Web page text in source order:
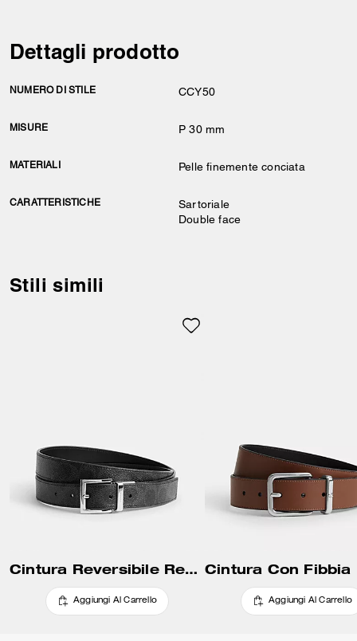
Dettagli prodotto
NUMERO DI STILE CCY50
MISURE P 30 mm
MATERIALI Pelle finemente conciata
CARATTERISTICHE
Sartoriale
Double face
Stili simili
Cintura Reversibile Regolabile Con Fibbia Harness, 30 Mm
Aggiungi Al Carrello Aggiungi Al Carrello